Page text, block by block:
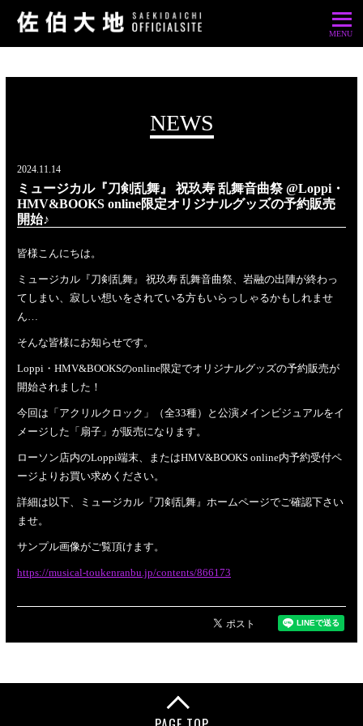
NEWS
2024.11.14
ミュージカル『刀剣乱舞』 祝玖寿 乱舞音曲祭 @Loppi・
HMV&BOOKS online限定オリジナルグッズの予約販売
開始♪
皆様こんにちは。
ミュージカル『刀剣乱舞』 祝玖寿 乱舞音曲祭、岩融の出陣が終わっ
てしまい、寂しい想いをされている方もいらっしゃるかもしれませ
ん…
そんな皆様にお知らせです。
Loppi・HMV&BOOKSのonline限定でオリジナルグッズの予約販売が
開始されました！
今回は「アクリルクロック」（全33種）と公演メインビジュアルをイ
メージした「扇子」が販売になります。
ローソン店内のLoppi端末、またはHMV&BOOKS online内予約受付ペ
ージよりお買い求めください。
詳細は以下、ミュージカル『刀剣乱舞』ホームページでご確認下さい
ませ。
サンプル画像がご覧頂けます。
https://musical-toukenranbu.jp/contents/866173